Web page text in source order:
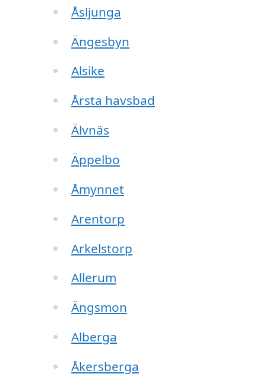
Åsljunga
Ängesbyn
Alsike
Årsta havsbad
Älvnäs
Äppelbo
Åmynnet
Arentorp
Arkelstorp
Allerum
Ängsmon
Alberga
Åkersberga